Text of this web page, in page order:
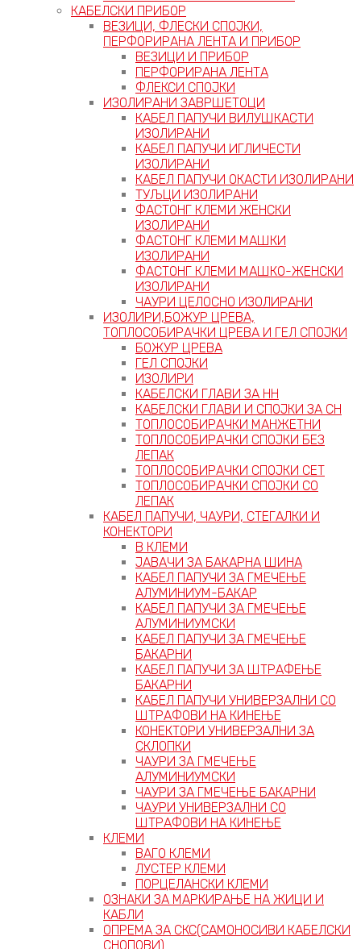
КАБЕЛСКИ ПРИБОР
ВЕЗИЦИ, ФЛЕСКИ СПОЈКИ,
ПЕРФОРИРАНА ЛЕНТА И ПРИБОР
ВЕЗИЦИ И ПРИБОР
ПЕРФОРИРАНА ЛЕНТА
ФЛЕКСИ СПОЈКИ
ИЗОЛИРАНИ ЗАВРШЕТОЦИ
КАБЕЛ ПАПУЧИ ВИЛУШКАСТИ
ИЗОЛИРАНИ
КАБЕЛ ПАПУЧИ ИГЛИЧЕСТИ
ИЗОЛИРАНИ
КАБЕЛ ПАПУЧИ ОКАСТИ ИЗОЛИРАНИ
ТУЉЦИ ИЗОЛИРАНИ
ФАСТОНГ КЛЕМИ ЖЕНСКИ
ИЗОЛИРАНИ
ФАСТОНГ КЛЕМИ МАШКИ
ИЗОЛИРАНИ
ФАСТОНГ КЛЕМИ МАШКO-ЖЕНСКИ
ИЗОЛИРАНИ
ЧАУРИ ЦЕЛОСНО ИЗОЛИРАНИ
ИЗОЛИРИ,БОЖУР ЦРЕВА,
ТОПЛОСОБИРАЧКИ ЦРЕВА И ГЕЛ СПОЈКИ
БОЖУР ЦРЕВА
ГЕЛ СПОЈКИ
ИЗОЛИРИ
КАБЕЛСКИ ГЛАВИ ЗА НН
КАБЕЛСКИ ГЛАВИ И СПОЈКИ ЗА СН
ТОПЛОСОБИРАЧКИ МАНЖЕТНИ
ТОПЛОСОБИРАЧКИ СПОЈКИ БЕЗ
ЛЕПАК
ТОПЛОСОБИРАЧКИ СПОЈКИ СЕТ
ТОПЛОСОБИРАЧКИ СПОЈКИ СО
ЛЕПАК
КАБЕЛ ПАПУЧИ, ЧАУРИ, СТЕГАЛКИ И
КОНЕКТОРИ
В КЛЕМИ
ЈАВАЧИ ЗА БАКАРНА ШИНА
КАБЕЛ ПАПУЧИ ЗА ГМЕЧЕЊЕ
АЛУМИНИУМ-БАКАР
КАБЕЛ ПАПУЧИ ЗА ГМЕЧЕЊЕ
АЛУМИНИУМСКИ
КАБЕЛ ПАПУЧИ ЗА ГМЕЧЕЊЕ
БАКАРНИ
КАБЕЛ ПАПУЧИ ЗА ШТРАФЕЊЕ
БАКАРНИ
КАБЕЛ ПАПУЧИ УНИВЕРЗАЛНИ СО
ШТРАФОВИ НА КИНЕЊЕ
КОНЕКТОРИ УНИВЕРЗАЛНИ ЗА
СКЛОПКИ
ЧАУРИ ЗА ГМЕЧЕЊЕ
АЛУМИНИУМСКИ
ЧАУРИ ЗА ГМЕЧЕЊЕ БАКАРНИ
ЧАУРИ УНИВЕРЗАЛНИ СО
ШТРАФОВИ НА КИНЕЊЕ
КЛЕМИ
ВАГО КЛЕМИ
ЛУСТЕР КЛЕМИ
ПОРЦЕЛАНСКИ КЛЕМИ
ОЗНАКИ ЗА МАРКИРАЊЕ НА ЖИЦИ И
КАБЛИ
ОПРЕМА ЗА СКС(САМОНОСИВИ КАБЕЛСКИ
СНОПОВИ)